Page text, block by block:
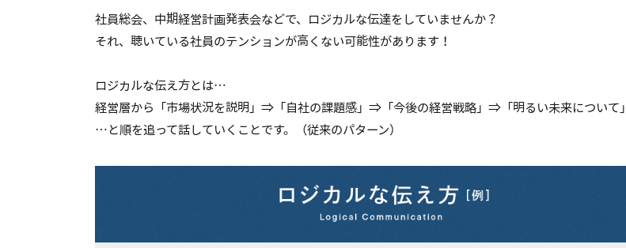
社員総会、中期経営計画発表会などで、ロジカルな伝達をしていませんか？
それ、聴いている社員のテンションが高くない可能性があります！
ロジカルな伝え方とは…
経営層から「市場状況を説明」⇒「自社の課題感」⇒「今後の経営戦略」⇒「明るい未来について」
…と順を追って話していくことです。（従来のパターン）